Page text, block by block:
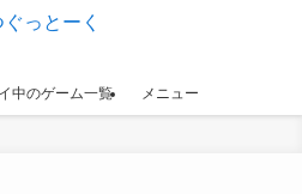
中のゲーム一覧 メニュー